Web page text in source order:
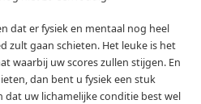
dat er fysiek en mentaal nog heel
zult gaan schieten. Het leuke is het
waarbij uw scores zullen stijgen. En
dan bent u fysiek een stuk
uw lichamelijke conditie best wel